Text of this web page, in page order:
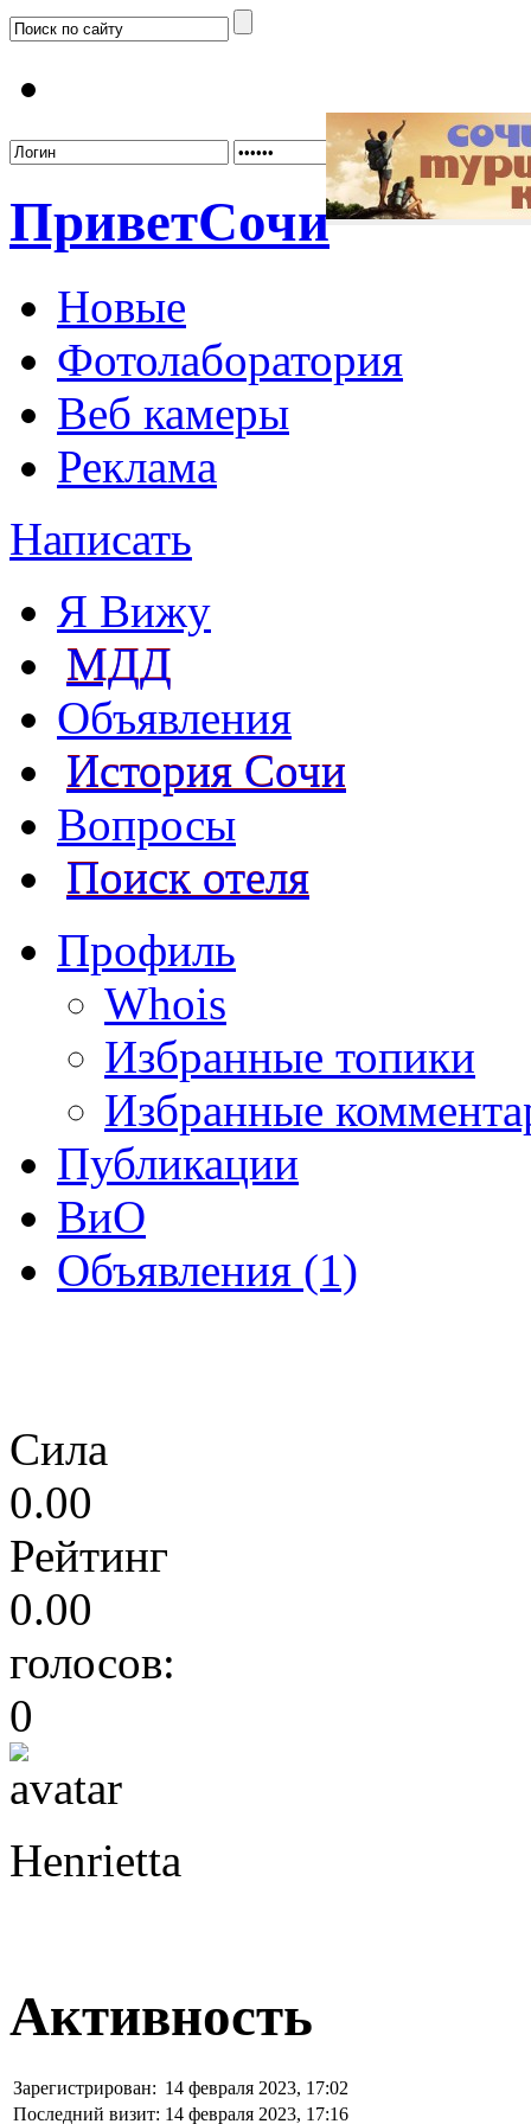
ПриветСочи
Новые
Фотолаборатория
Веб камеры
Реклама
Написать
Я Вижу
МДД
Объявления
История Сочи
Вопросы
Поиск отеля
Профиль
Whois
Избранные топики
Избранные
Публикации
ВиО
Объявления (1)
Сила
0.00
Рейтинг
0.00
голосов:
0
Henrietta
Активность
Зарегистрирован: 14 февраля 2023, 17:02
Последний визит: 14 февраля 2023, 17:16